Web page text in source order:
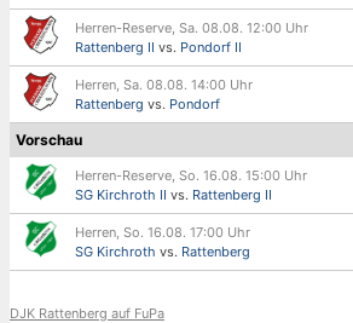
Herren-Reserve, Sa. 08.08. 12:00 Uhr
Rattenberg II vs. Pondorf II
Herren, Sa. 08.08. 14:00 Uhr
Rattenberg vs. Pondorf
Vorschau
Herren-Reserve, So. 16.08. 15:00 Uhr
SG Kirchroth II vs. Rattenberg II
Herren, So. 16.08. 17:00 Uhr
SG Kirchroth vs. Rattenberg
DJK Rattenberg auf FuPa